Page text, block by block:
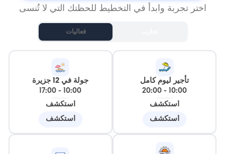
اختر تجربة وابدأ في التخطيط للحظتك التي لا تُنسى
فعاليات
تأجير ليوم كامل
10:00
-
20:00
استكشف
استكشف
جولة في 12 جزيرة
10:00
-
17:00
استكشف
استكشف